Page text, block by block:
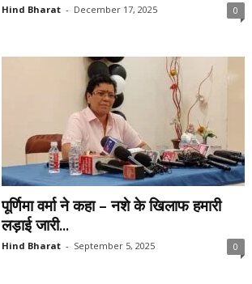
Hind Bharat - December 17, 2025 0
पूर्णिमा वर्मा ने कहा – नशे के खिलाफ हमारी
लड़ाई जारी...
Hind Bharat - September 5, 2025 0